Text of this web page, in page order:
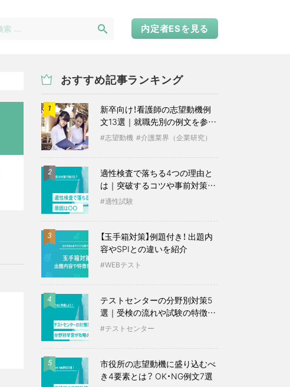
内定者ESを見る
おすすめ記事ランキング
1
新卒向け！看護師の志望動機例
文13選｜就職先別の例文を参考
に志望動機 介護業界（企業研究）
2
適性検査で落ちる4つの理由と
は｜突破するコツや事前対策も
紹介
適性試験
3
【玉手箱対策】例題付き！ 出題内
容やSPIとの違いを紹介
WEBテスト
4
テストセンターの分野別対策5
選｜受検の流れや試験の特徴も
紹介
テストセンター
5
市役所の志望動機に盛り込むべ
き4要素とは？ OK・NG例文7選